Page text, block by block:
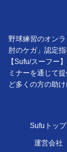
野球練習のオン
肘のケガ」認定
【Sufu/スーフー
ミナーを通じて
ど多くの方の助
Sufuトップ
運営会社